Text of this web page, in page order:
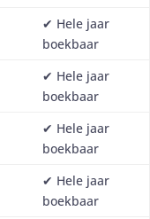
✔︎ Hele jaar
boekbaar
✔︎ Hele jaar
boekbaar
✔︎ Hele jaar
boekbaar
✔︎ Hele jaar
boekbaar